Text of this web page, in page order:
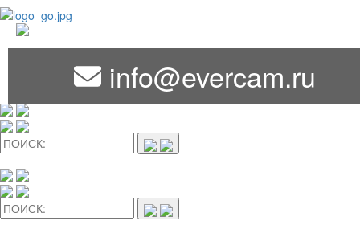
info@evercam.ru